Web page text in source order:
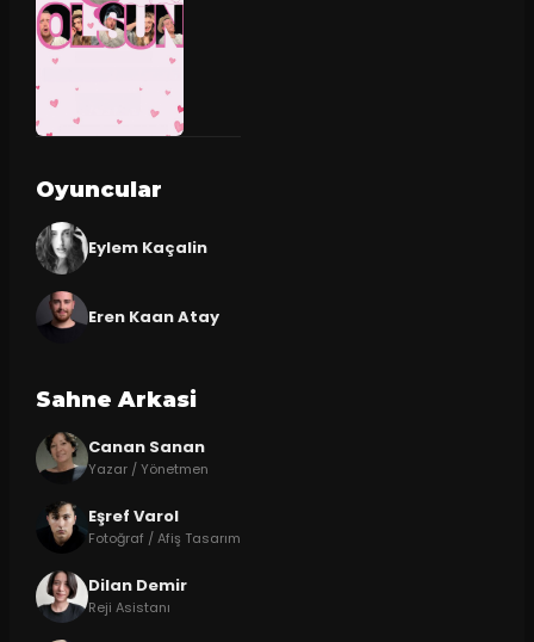
Oyuncular
Eylem Kaçalin
Eren Kaan Atay
Sahne Arkasi
Canan Sanan
Yazar / Yönetmen
Eşref Varol
Fotoğraf / Afiş Tasarım
Dilan Demir
Reji Asistanı